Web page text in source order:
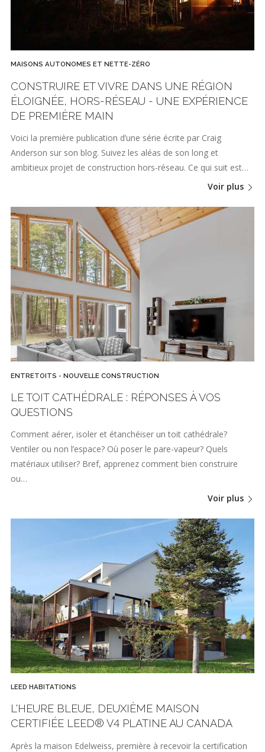
MAISONS AUTONOMES ET NETTE-ZÉRO
CONSTRUIRE ET VIVRE DANS UNE RÉGION
ÉLOIGNÉE, HORS-RÉSEAU - UNE EXPÉRIENCE
DE PREMIÈRE MAIN
Voici la première publication d’une série écrite par Craig
Anderson sur son blog. Suivez les aléas de son long et
ambitieux projet de construction hors-réseau. Ce qui suit est…
Voir plus
ENTRETOITS - NOUVELLE CONSTRUCTION
LE TOIT CATHÉDRALE : RÉPONSES À VOS
QUESTIONS
Comment aérer, isoler et étanchéiser un toit cathédrale?
Ventiler ou non l’espace? Où poser le pare-vapeur? Quels
matériaux utiliser? Bref, apprenez comment bien construire
ou…
Voir plus
LEED HABITATIONS
L'HEURE BLEUE, DEUXIÈME MAISON
CERTIFIÉE LEED® V4 PLATINE AU CANADA
Après la maison Edelweiss, première à recevoir la certification